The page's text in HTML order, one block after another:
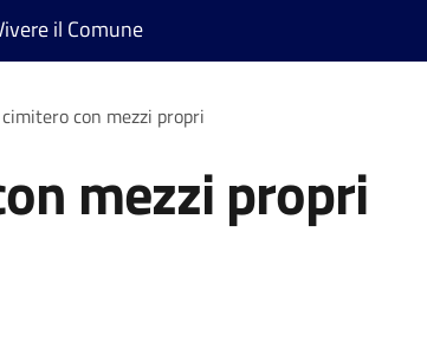
il Comune
con mezzi propri
mezzi propri